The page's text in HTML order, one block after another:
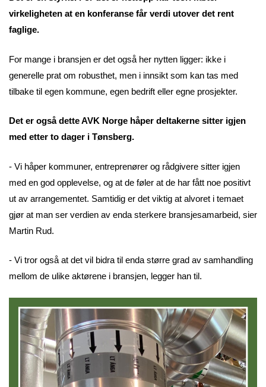
virkeligheten at en konferanse får verdi utover det rent
faglige.
For mange i bransjen er det også her nytten ligger: ikke i
generelle prat om robusthet, men i innsikt som kan tas med
tilbake til egen kommune, egen bedrift eller egne prosjekter.
Det er også dette AVK Norge håper deltakerne sitter igjen
med etter to dager i Tønsberg.
- Vi håper kommuner, entreprenører og rådgivere sitter igjen
med en god opplevelse, og at de føler at de har fått noe positivt
ut av arrangementet. Samtidig er det viktig at alvoret i temaet
gjør at man ser verdien av enda sterkere bransjesamarbeid, sier
Martin Rud.
- Vi tror også at det vil bidra til enda større grad av samhandling
mellom de ulike aktørene i bransjen, legger han til.